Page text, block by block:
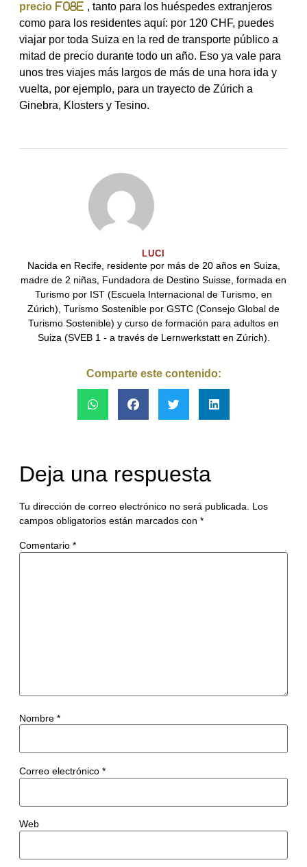
precio
, tanto para los huéspedes extranjeros
como para los residentes aquí: por 120 CHF, puedes
viajar por toda Suiza en la red de transporte público a
mitad de precio durante todo un año. Eso ya vale para
unos tres viajes más largos de más de una hora ida y
vuelta, por ejemplo, para un trayecto de Zúrich a
Ginebra, Klosters y Tesino.
LUCI
Nacida en Recife, residente por más de 20 años en Suiza,
madre de 2 niñas, Fundadora de Destino Suisse, formada en
Turismo por IST (Escuela Internacional de Turismo, en
Zúrich), Turismo Sostenible por GSTC (Consejo Global de
Turismo Sostenible) y curso de formación para adultos en
Suiza (SVEB 1 - a través de Lernwerkstatt en Zúrich).
Comparte este contenido:
Deja una respuesta
Tu dirección de correo electrónico no será publicada.
Los
campos obligatorios están marcados con *
Comentario *
Nombre *
Correo electrónico *
Web